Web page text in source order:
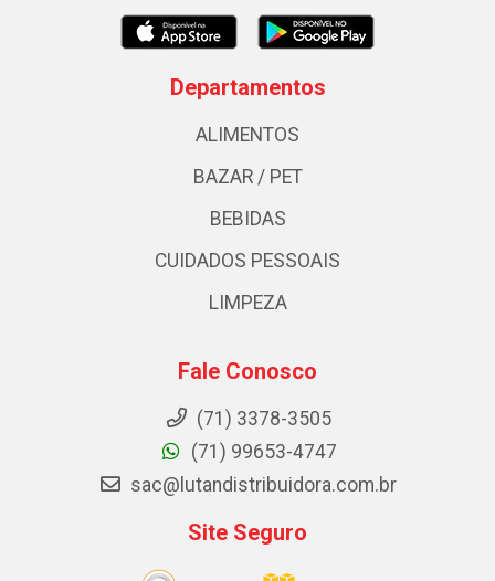
Departamentos
ALIMENTOS
BAZAR / PET
BEBIDAS
CUIDADOS PESSOAIS
LIMPEZA
Fale Conosco
(71) 3378-3505
(71) 99653-4747
sac@lutandistribuidora.com.br
Site Seguro